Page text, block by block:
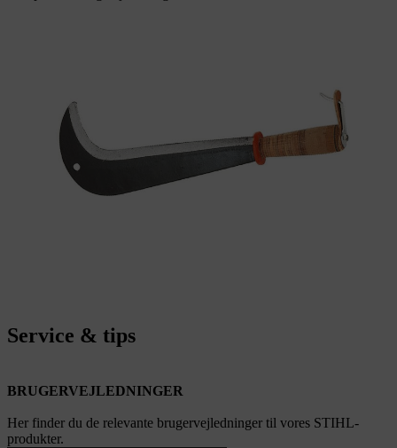
Service & tips
BRUGERVEJLEDNINGER
Her finder du de relevante brugervejledninger til vores STIHL-
produkter.